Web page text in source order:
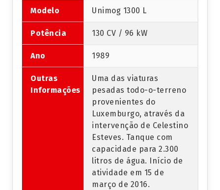
Modelo Unimog 1300 L
Potência 130 CV / 96 kW
Ano 1989
Outras
Informações
Uma das viaturas
pesadas todo-o-terreno
provenientes do
Luxemburgo, através da
intervenção de Celestino
Esteves. Tanque com
capacidade para 2.300
litros de água. Início de
atividade em 15 de
março de 2016.